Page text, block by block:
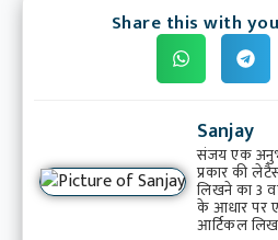
Share this with
Sanjay
संजय एक
प्रकार की
लिखने का 3
के आधार पर
आर्टिकल